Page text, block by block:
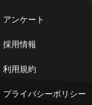
アンケート
採用情報
利用規約
プライバシーポリシー